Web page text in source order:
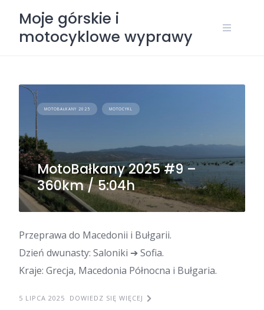
content
Moje górskie i
motocyklowe wyprawy
MOTOBAŁKANY 2025 MOTOCYKL
MotoBałkany 2025 #9 –
360km / 5:04h
Przeprawa do Macedonii i Bułgarii.
Dzień dwunasty: Saloniki ➔ Sofia.
Kraje: Grecja, Macedonia Północna i Bułgaria.
5 LIPCA 2025 DOWIEDZ SIĘ WIĘCEJ